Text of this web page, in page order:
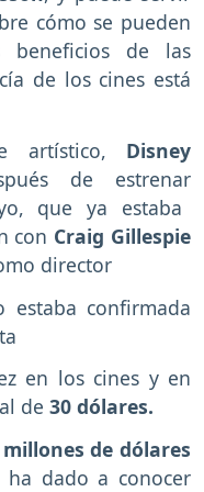
cómo se pueden
de las
de los cines está
artístico, Disney
de estrenar
que ya estaba
con Craig Gillespie
director
estaba confirmada
en los cines y en
de 30 dólares.
millones de dólares
ha dado a conocer